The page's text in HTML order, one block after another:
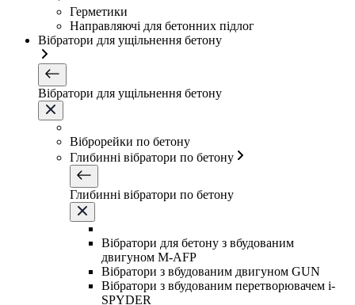
Герметики
Направляючі для бетонних підлог
Вібратори для ущільнення бетону
Вібратори для ущільнення бетону
Віброрейки по бетону
Глибинні вібратори по бетону
Глибинні вібратори по бетону
Вібратори для бетону з вбудованим
двигуном M-AFP
Вібратори з вбудованим двигуном GUN
Вібратори з вбудованим перетворювачем i-
SPYDER